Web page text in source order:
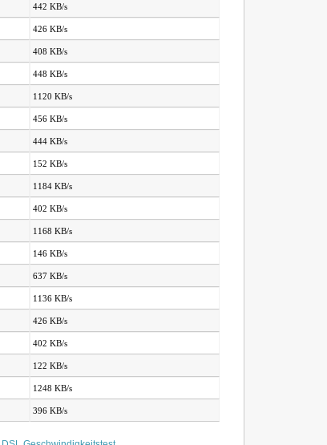
442 KB/s
426 KB/s
408 KB/s
448 KB/s
1120 KB/s
456 KB/s
444 KB/s
152 KB/s
1184 KB/s
402 KB/s
1168 KB/s
146 KB/s
637 KB/s
1136 KB/s
426 KB/s
402 KB/s
122 KB/s
1248 KB/s
396 KB/s